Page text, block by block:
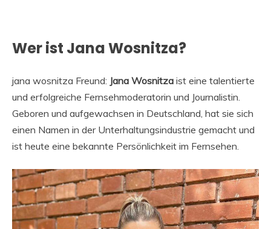
Wer ist Jana Wosnitza?
jana wosnitza Freund: Jana Wosnitza ist eine talentierte
und erfolgreiche Fernsehmoderatorin und Journalistin.
Geboren und aufgewachsen in Deutschland, hat sie sich
einen Namen in der Unterhaltungsindustrie gemacht und
ist heute eine bekannte Persönlichkeit im Fernsehen.